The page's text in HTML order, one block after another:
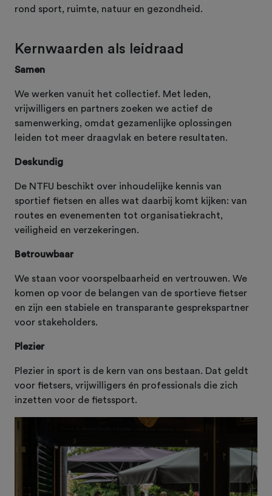
rond sport, ruimte, natuur en gezondheid.
Kernwaarden als leidraad
Samen
We werken vanuit het collectief. Met leden,
vrijwilligers en partners zoeken we actief de
samenwerking, omdat gezamenlijke oplossingen
leiden tot meer draagvlak en betere resultaten.
Deskundig
De NTFU beschikt over inhoudelijke kennis van
sportief fietsen en alles wat daarbij komt kijken: van
routes en evenementen tot organisatiekracht,
veiligheid en verzekeringen.
Betrouwbaar
We staan voor voorspelbaarheid en vertrouwen. We
komen op voor de belangen van de sportieve fietser
en zijn een stabiele en transparante gesprekspartner
voor stakeholders.
Plezier
Plezier in sport is de kern van ons bestaan. Dat geldt
voor fietsers, vrijwilligers én professionals die zich
inzetten voor de fietssport.